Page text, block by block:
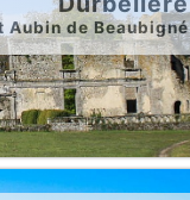
Aubin de Beaubigné